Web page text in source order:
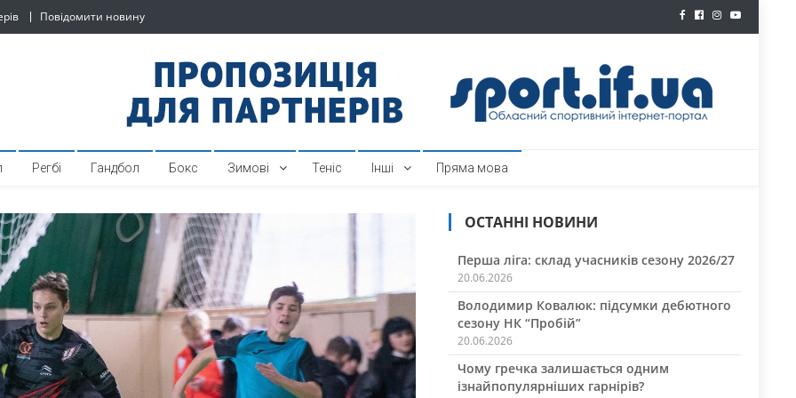
Повідомити новину
спортивний інтернет-портал
Регбі Гандбол Бокс Зимові Теніс Інші Пряма мова
ОСТАННІ НОВИНИ
Перша ліга: склад учасників сезону 2026/27
20.06.2026
Володимир Ковалюк: підсумки дебютного
сезону НК “Пробій”
20.06.2026
Чому гречка залишається одним
ізнайпопулярніших гарнірів?